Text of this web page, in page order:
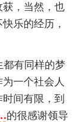
，当然，也
乐的经历，
有同样的梦
一个社会人
间有限，到
的很感谢领导